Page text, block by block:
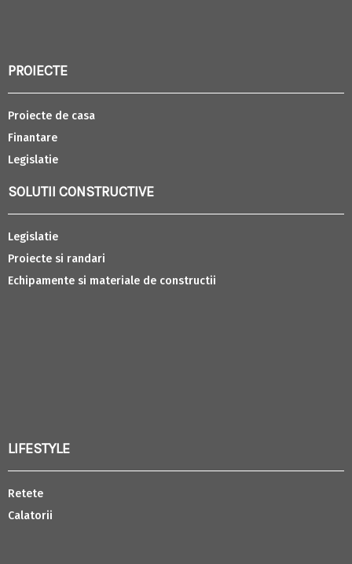
PROIECTE
Proiecte de casa
Finantare
Legislatie
SOLUTII CONSTRUCTIVE
Legislatie
Proiecte si randari
Echipamente si materiale de constructii
LIFESTYLE
Retete
Calatorii